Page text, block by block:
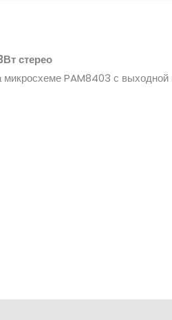
стерео
микросхеме PAM8403 с